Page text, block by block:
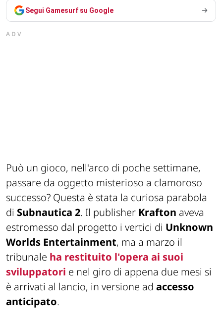
Segui Gamesurf su Google
ADV
Può un gioco, nell'arco di poche settimane,
passare da oggetto misterioso a clamoroso
successo? Questa è stata la curiosa parabola
di Subnautica 2. Il publisher Krafton aveva
estromesso dal progetto i vertici di Unknown
Worlds Entertainment, ma a marzo il
tribunale ha restituito l'opera ai suoi
sviluppatori e nel giro di appena due mesi si
è arrivati al lancio, in versione ad accesso
anticipato.